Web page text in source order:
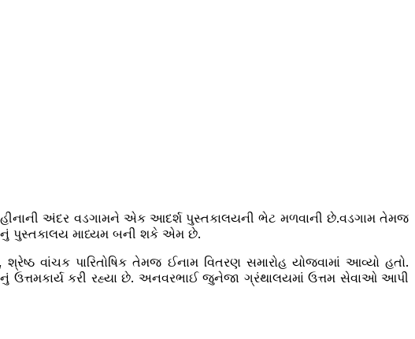
અંદર વડગામને એક આદર્શ પુસ્તકાલયની ભેટ મળવાની છે.વડગામ તેમજ
પુસ્તકાલય માધ્યમ બની શકે એમ છે.
વાંચક પારિતોષિક તેમજ ઈનામ વિતરણ સમારોહ યોજવામાં આવ્યો હતો.
કરી રહ્યા છે. અનવરભાઈ જુનેજા ગ્રંથાલયમાં ઉત્તમ સેવાઓ આપી